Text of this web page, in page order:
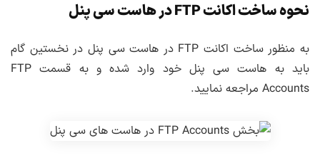
نحوه ساخت اکانت FTP در هاست سی پنل
به منظور ساخت اکانت FTP در هاست سی پنل در نخستین گام
باید به هاست سی پنل خود وارد شده و به قسمت FTP
Accounts مراجعه نمایید.